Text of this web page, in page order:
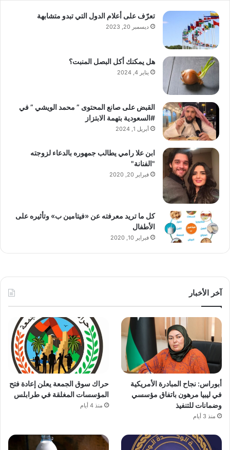
تعرّف على أعلام الدول التي تبدو متشابهة
ديسمبر 20, 2023
هل يمكنك أكل البصل المنبت؟
يناير 4, 2024
القبض على صانع المحتوى ” محمد الويشي ” في
#السعودية بتهمة الابتزاز
أبريل 1, 2024
ابن علا رامي يطالب جمهوره بالدعاء لزوجته
"الفنانة"
فبراير 20, 2020
كل ما تريد معرفته عن «فيتامين ب» وتأثيره على
الأطفال
فبراير 10, 2020
آخر الأخبار
أبوراس: نجاح المبادرة الأمريكية
في ليبيا مرهون باتفاق مؤسسي
وضمانات للتنفيذ
منذ 3 أيام
حراك سوق الجمعة يعلن إعادة فتح
المؤسسات المغلقة في طرابلس
منذ 4 أيام